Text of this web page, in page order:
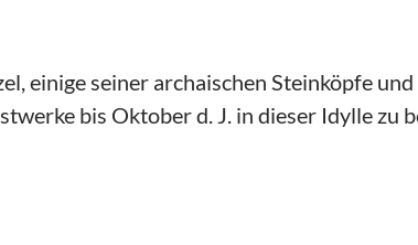
einige seiner archaischen Steinköpfe
bis Oktober d. J. in dieser Idylle zu